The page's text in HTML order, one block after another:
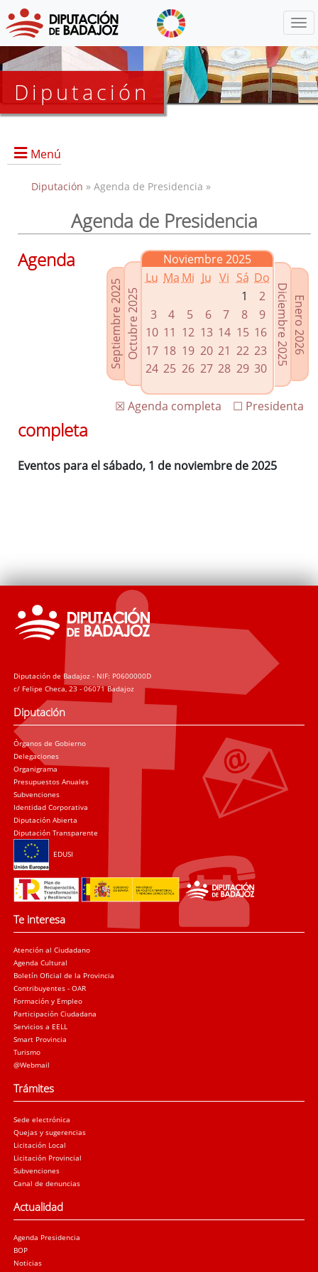
Diputación
Menú
Presidencia
Grupos Políticos
Enlaces relacionados
Agenda de Presidencia
Plenos provinciales y Juntas de gobierno
Oficina de Proyectos Europeos
Diputación » Agenda de Presidencia »
Agenda de Presidencia
Septiembre 2025Octubre 2025
Noviembre 2025
Lu Ma Mi Ju Vi Sá Do
1
2
3
4 5 6 7 8
9
10 11 12 13 14 15 16
17 18 19 20 21 22 23
24 25 26 27 28 29 30
Enero 2026
Diciembre 2025
☐ Presidenta
☒ Agenda completa
Agenda
completa
Eventos para el sábado, 1 de noviembre de 2025
Diputación de Badajoz - NIF: P0600000D
c/ Felipe Checa, 23 - 06071 Badajoz
Diputación
Órganos de Gobierno
Delegaciones
Organigrama
Presupuestos Anuales
Subvenciones
Identidad Corporativa
Diputación Abierta
Diputación Transparente
EDUSI
Te interesa
Atención al Ciudadano
Agenda Cultural
Boletín Oficial de la Provincia
Contribuyentes - OAR
Formación y Empleo
Participación Ciudadana
Servicios a EELL
Smart Provincia
Turismo
@Webmail
Trámites
Sede electrónica
Quejas y sugerencias
Licitación Local
Licitación Provincial
Subvenciones
Canal de denuncias
Actualidad
Agenda Presidencia
BOP
Noticias